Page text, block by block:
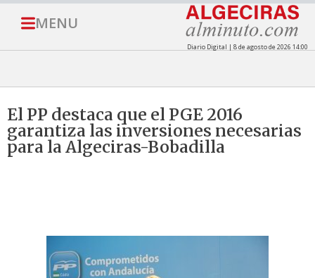
MENU
Diario Digital | 8 de agosto de 2026 14:00
El PP destaca que el PGE 2016
garantiza las inversiones necesarias
para la Algeciras-Bobadilla